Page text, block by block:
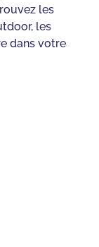
les
les
dans votre